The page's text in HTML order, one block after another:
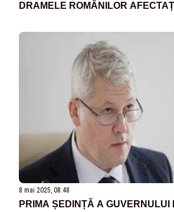
DRAMELE ROMÂNILOR
8 mai 2025, 08:48
PRIMA ȘEDINȚĂ A GUVERNULUI